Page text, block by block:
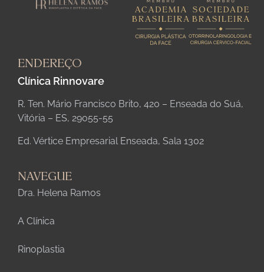
ENDEREÇO
Clínica Rinnovare
R. Ten. Mário Francisco Brito, 420 – Enseada do Suá,
Vitória – ES, 29055-55
Ed. Vértice Empresarial Enseada, Sala 1302
NAVEGUE
Dra. Helena Ramos
A Clínica
Rinoplastia